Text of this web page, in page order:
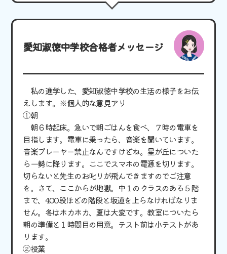
愛知淑徳中学校合格者メッセージ
私の進学した、愛知淑徳中学校の生活の様子をお伝
えします。※個人的な意見アリ
①朝
朝６時起床。急いで朝ごはんを食べ、７時の電車を
目指します。電車に乗ったら、音楽を聞いています。
音楽プレーヤー禁止なんですけどね。星が丘についた
ら一勢に降ります。ここでスマホの電源を切ります。
切らないと先生のお叱りが飛んできますのでご注意
を。さて、ここからが地獄。中１のクラスのある５階
まで、400段ほどの階段と坂道を上らなければなりま
せん。冬はホカホカ、夏は大変です。教室についたら
朝の準備と１時間目の用意。テスト前は小テストがあ
ります。
②授業